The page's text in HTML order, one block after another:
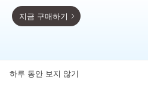
득템찬스
지금 구매하기
하루 동안 보지 않기
뒤로가기 카테고리